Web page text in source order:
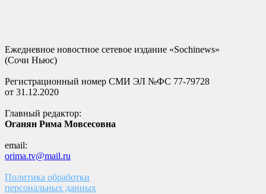
Ежедневное новостное сетевое издание «Sochinews»
(Сочи Ньюс)
Регистрационный номер СМИ ЭЛ №ФС 77-79728
от 31.12.2020
Главный редактор:
Оганян Рима Мовсесовна
email:
orima.tv@mail.ru
Политика обработки
персональных данных